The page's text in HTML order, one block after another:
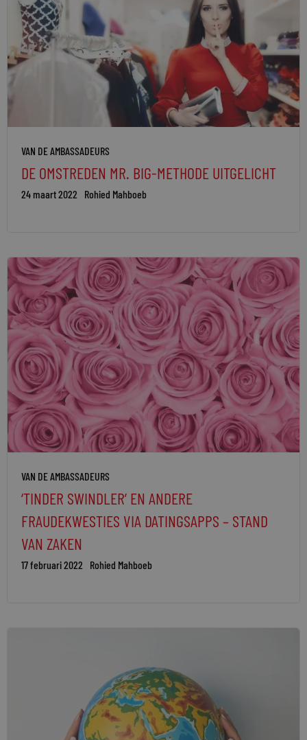
VAN DE AMBASSADEURS
DE OMSTREDEN MR. BIG-METHODE UITGELICHT
24 maart 2022 Rohied Mahboeb
VAN DE AMBASSADEURS
‘TINDER SWINDLER’ EN ANDERE
FRAUDEKWESTIES VIA DATINGSAPPS – STAND
VAN ZAKEN
17 februari 2022 Rohied Mahboeb